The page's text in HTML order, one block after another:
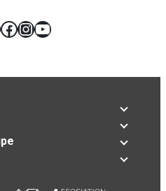
Facebook
Instagram
YouTube